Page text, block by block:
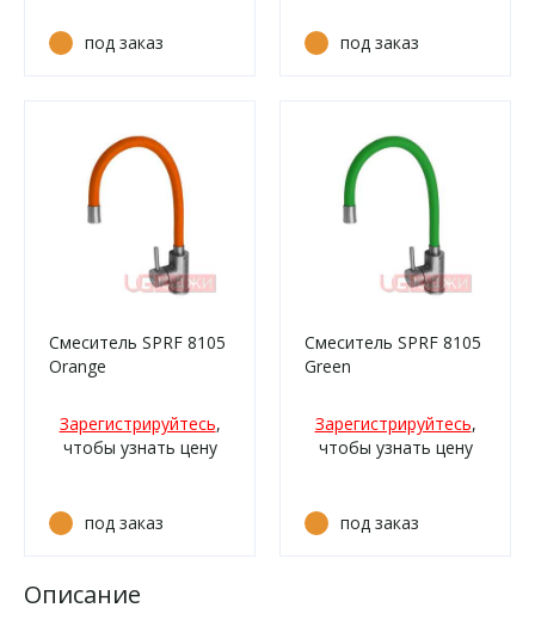
под заказ под заказ
Смеситель SPRF 8105
Orange
Зарегистрируйтесь,
чтобы узнать цену
под заказ
Смеситель SPRF 8105
Green
Зарегистрируйтесь,
чтобы узнать цену
под заказ
Описание